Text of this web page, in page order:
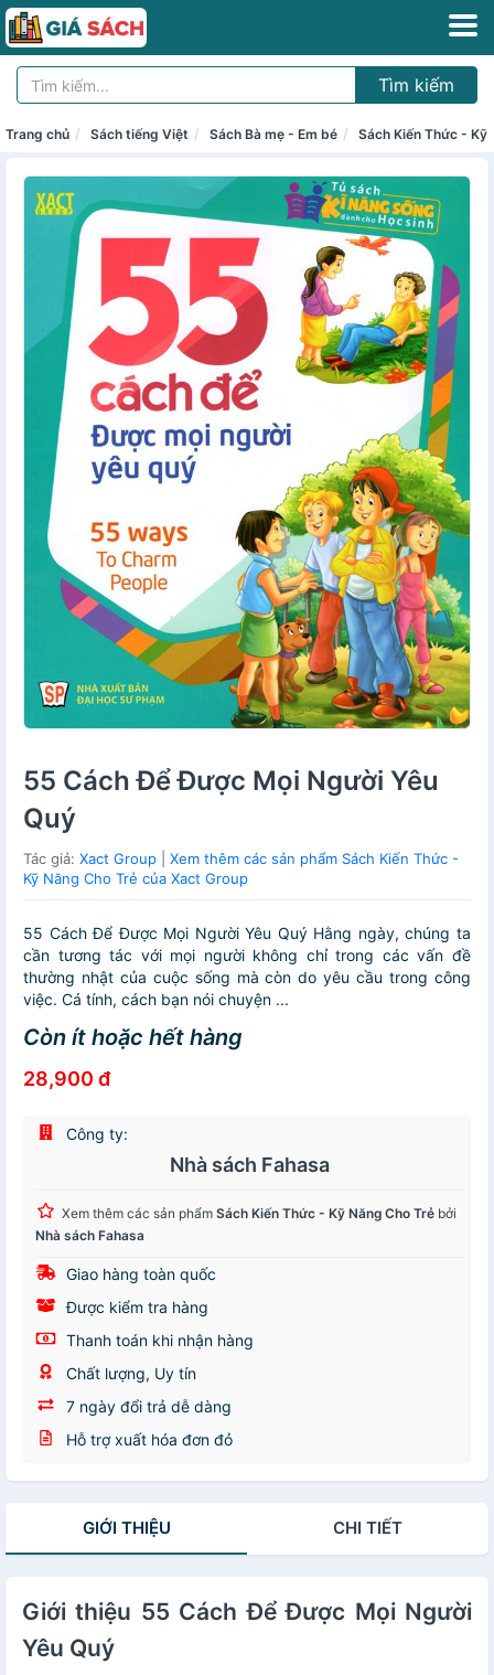
Tìm kiếm
Trang chủ Sách tiếng Việt Sách Bà mẹ - Em bé Sách Kiến Thức - Kỹ
55 Cách Để Được Mọi Người Yêu
Quý
Tác giả: Xact Group
Xem thêm các sản phẩm Sách Kiến Thức -
Kỹ Năng Cho Trẻ của Xact Group
55 Cách Để Được Mọi Người Yêu Quý Hằng ngày, chúng ta
cần tương tác với mọi người không chỉ trong các vấn đề
thường nhật của cuộc sống mà còn do yêu cầu trong công
việc. Cá tính, cách bạn nói chuyện ...
Còn ít hoặc hết hàng
28,900 đ
Công ty:
Nhà sách Fahasa
Xem thêm các sản phẩm Sách Kiến Thức - Kỹ Năng Cho Trẻ bởi
Nhà sách Fahasa
Giao hàng toàn quốc
Được kiểm tra hàng
Thanh toán khi nhận hàng
Chất lượng, Uy tín
7 ngày đổi trả dễ dàng
Hỗ trợ xuất hóa đơn đỏ
GIỚI THIỆU CHI TIẾT
Giới thiệu 55 Cách Để Được Mọi Người
Yêu Quý